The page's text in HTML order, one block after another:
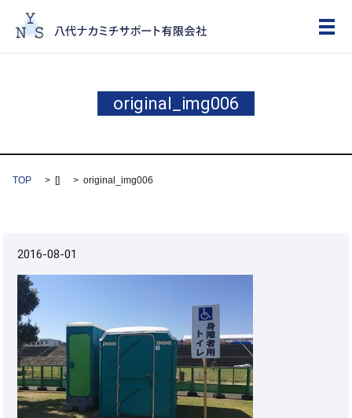
メ
original_img006
TOP [] original_img006
2016-08-01